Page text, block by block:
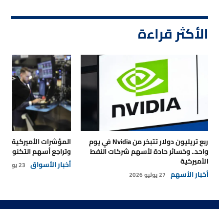
الأكثر قراءة
ربع تريليون دولار تتبخر من Nvidia في يوم
واحد.. وخسائر حادة لأسهم شركات النفط
الأميركية
أخبار الأسهم 27 يوليو 2026
المؤشرات الأميركية
وتراجع أسهم
أخبار الأسواق 23 يوليو 2026